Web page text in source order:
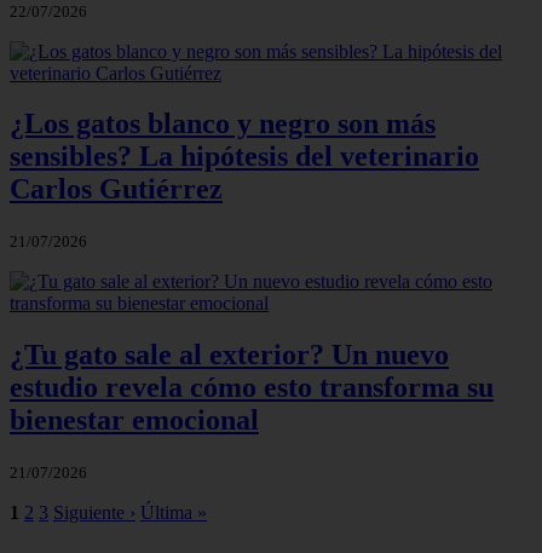
22/07/2026
¿Los gatos blanco y negro son más
sensibles? La hipótesis del veterinario
Carlos Gutiérrez
21/07/2026
¿Tu gato sale al exterior? Un nuevo
estudio revela cómo esto transforma su
bienestar emocional
21/07/2026
1 2 3 Siguiente › Última »